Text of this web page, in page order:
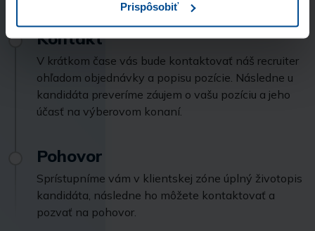
Prispôsobiť
Kontakt
V krátkom čase vás bude kontaktovať náš recruiter
ohľadom objednávky a popisu pozície. Následne u
kandidáta preveríme záujem o vašu pozíciu a jeho
účasť na výberovom konaní.
Pohovor
Sprístupníme vám v klientskej zóne úplný životopis
kandidáta, následne ho môžete kontaktovať a
pozvať na pohovor.